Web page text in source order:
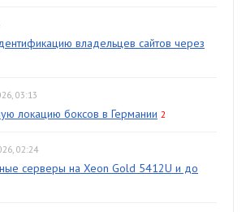
владельцев сайтов через
03:13
локацию боксов в Германии 2
02:24
серверы на Xeon Gold 5412U и до